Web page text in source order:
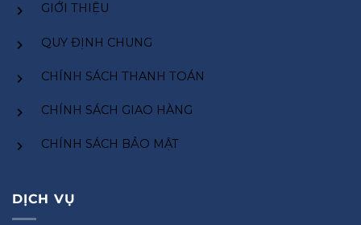
GIỚI THIỆU
QUY ĐỊNH CHUNG
CHÍNH SÁCH THANH TOÁN
CHÍNH SÁCH GIAO HÀNG
CHÍNH SÁCH BẢO MẬT
DỊCH VỤ